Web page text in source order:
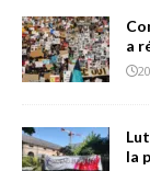
a
la